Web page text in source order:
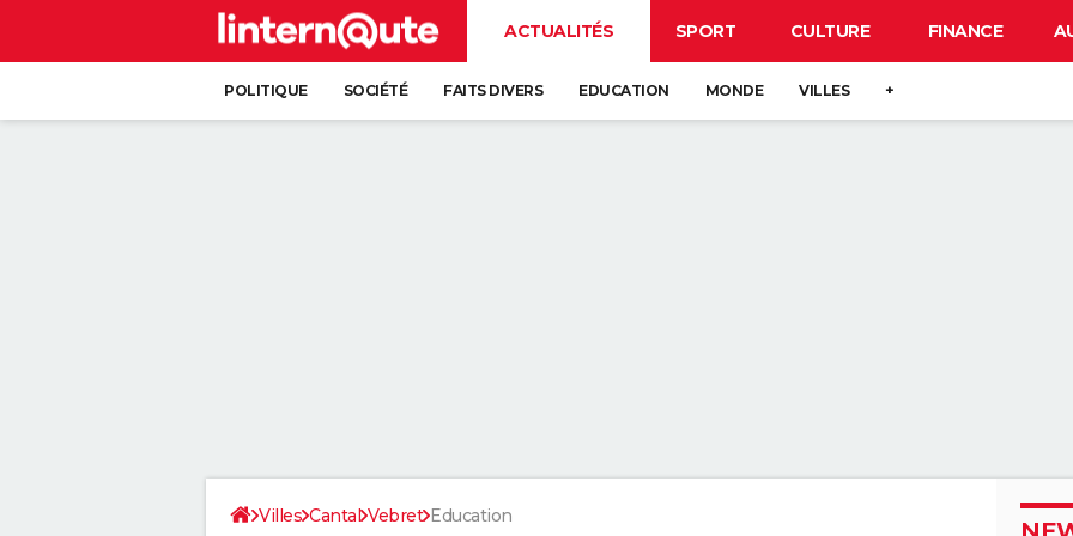
ACTUALITÉS SPORT CULTURE FINANCE
POLITIQUE SOCIÉTÉ FAITS DIVERS EDUCATION MONDE VILLES +
Villes Cantal Vebret Education